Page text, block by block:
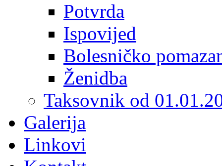
Potvrda
Ispovijed
Bolesničko
Ženidba
Taksovnik od
Galerija
Linkovi